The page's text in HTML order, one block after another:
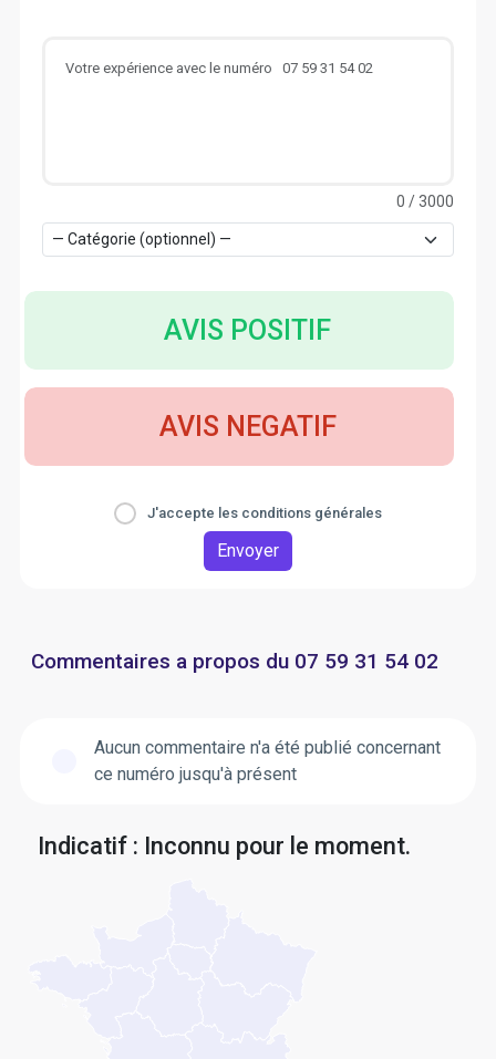
0 / 3000
AVIS POSITIF
AVIS NEGATIF
J'accepte les conditions générales
Envoyer
Commentaires a propos du 07 59 31 54 02
Aucun commentaire n'a été publié concernant
ce numéro jusqu'à présent
Indicatif : Inconnu pour le moment.